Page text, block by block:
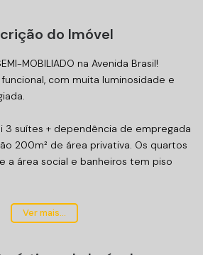
do Imóvel
MOBILIADO na Avenida Brasil!
com muita luminosidade e
3 suítes + dependência de empregada
200m² de área privativa. Os quartos
a área social e banheiros tem piso
sacada, e o apto possui 1 vaga de
Ver mais...